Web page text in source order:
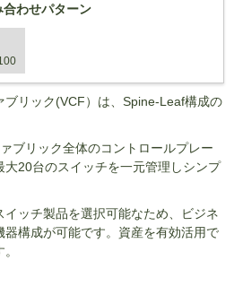
合わせパターン
ブリック(VCF）は、Spine-Leaf構成の
ブリック全体のコントロールプレー
大20台のスイッチを一元管理しシンプ
イッチ製品を選択可能なため、ビジネ
器構成が可能です。資産を有効活用で